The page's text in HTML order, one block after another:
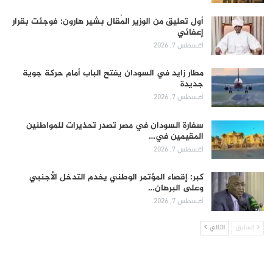
أول تعليق من الوزير المُقال بشير هارون: فوجئت بقرار
إعفائي
أغسطس 7, 2026
مطار زايد في السودان يفتح الباب أمام حركة جوية
جديدة
أغسطس 7, 2026
سفارة السودان في مصر تصدر تحذيرات للمواطنين
المقيمين في…
أغسطس 7, 2026
كبر: إقصاء المؤتمر الوطني يخدم التدخل الأجنبي
وعلى البرهان…
أغسطس 7, 2026
السابق التالي